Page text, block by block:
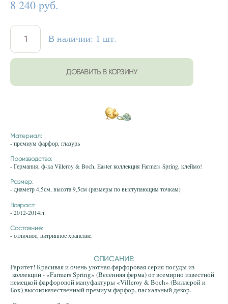
8 240 pуб.
В наличии: 1 шт.
ДОБАВИТЬ В КОРЗИНУ
Материал:
- премиум фарфор, глазурь
Производство:
- Германия, ф-ка Villeroy & Boch, Easter коллекция Farmers Spring, клеймо!
Размер:
- диаметр 4,5см, высота 9,5см (размеры по выступающим точкам)
Возраст:
- 2012-2014гг
Состояние:
- отличное, витринное хранение.
ОПИСАНИЕ:
Раритет! Красивая и очень уютная фарфоровая серия посуды из
коллекции - «Farmers Spring» (Весенняя ферма) от всемирно известной
немецкой фарфоровой мануфактуры «Villeroy & Boch» (Виллерой и
Бох) высококачественный премиум фарфор, пасхальный декор.